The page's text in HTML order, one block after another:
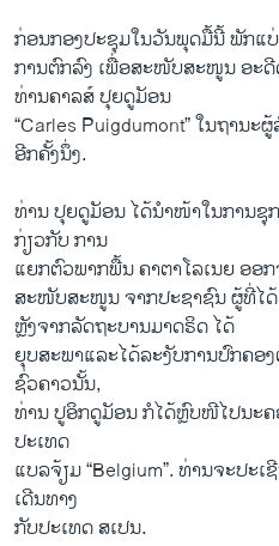
ກ່ອນກອງປະຊຸມໃນວັນພຸດມື້ນີ້ ພັກແ
ການຕົກລົງ ເພື່ອສະໜັບສະໜູນ ອະ
ທ່ານຄາລສ໌ ປຸຍດູມັອນ
“Carles Puigdumont” ໃນຖານ
ອີກຄັ້ງນຶ່ງ.
ທ່ານ ປຸຍດູມັອນ ໄດ້ນຳໜ້າໃນການຊຸ
ກ່ຽວກັບ ການ
ແຍກຕົວພາກພື້ນ ຄາຕາໂລເນຍ ອອ
ສະໜັບສະໜູນ ຈາກປະຊາຊົນ ຜູ້ທີ່ໄ
ຫຼັງຈາກລັດຖະບານມາດຣິດ ໄດ້
ຍຸບສະພາແລະໄດ້ລະງັບການປົກຄອ
ຊົ່ວຄາວນັ້ນ,
ທ່ານ ປູອິກດູມັອນ ກໍໄດ້ຫຼົບໜີໄປນະຄ
ປະເທດ
ແບລຈ້ຽມ “Belgium”. ທ່ານຈະປ
ເດີນທາງ
ກັບປະເທດ ສເປນ.